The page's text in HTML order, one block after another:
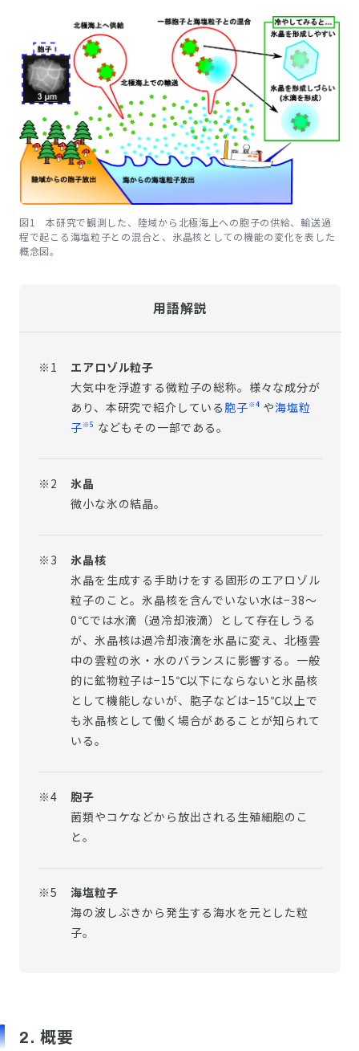
図1 本研究で観測した、陸域から北極海上への胞子の供給、輸送過
程で起こる海塩粒子との混合と、氷晶核としての機能の変化を表した
概念図。
用語解説
※1
エアロゾル粒子
大気中を浮遊する微粒子の総称。様々な成分が
あり、本研究で紹介している 胞子※4 や海塩粒
子※5 などもその一部である。
※2
氷晶
微小な氷の結晶。
※3
氷晶核
氷晶を生成する手助けをする固形のエアロゾル
粒子のこと。氷晶核を含んでいない水は−38～
0℃では水滴（過冷却液滴）として存在しうる
が、氷晶核は過冷却液滴を氷晶に変え、北極雲
中の雲粒の氷・水のバランスに影響する。一般
的に鉱物粒子は−15℃以下にならないと氷晶核
として機能しないが、胞子などは−15℃以上で
も氷晶核として働く場合があることが知られて
いる。
※4
胞子
菌類やコケなどから放出される生殖細胞のこ
と。
※5
海塩粒子
海の波しぶきから発生する海水を元とした粒
子。
2. 概要